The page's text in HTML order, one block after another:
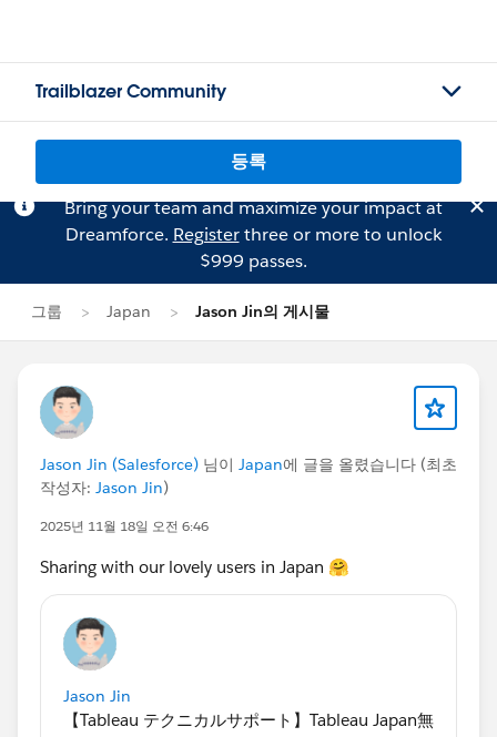
Trailblazer Community
등록
Bring your team and maximize your impact at
Dreamforce. Registerthree or more to unlock
$999 passes.
그룹 Japan Jason Jin의 게시물
Jason Jin (Salesforce) 님이 Japan에 글을 올렸습니다 (최초
작성자: Jason Jin)
2025년 11월 18일 오전 6:46
Sharing with our lovely users in Japan 🤗
Jason Jin
【Tableau テクニカルサポート】Tableau Japan無